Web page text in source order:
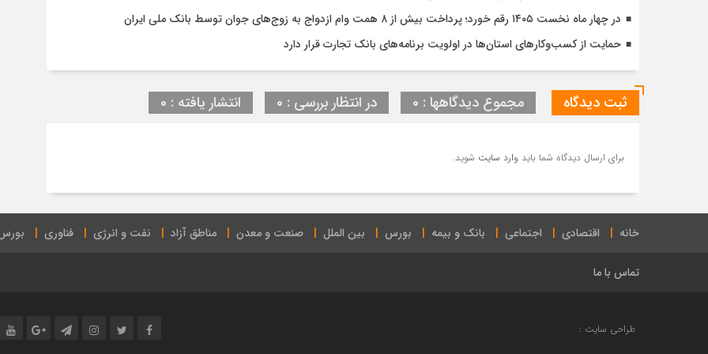
در چهار ماه نخست ۱۴۰۵ رقم خورد؛ پرداخت بیش از ۸ همت وام ازدواج به زوج‌های جوان توسط بانک ملی ایران
حمایت از کسب‌وکارهای استان‌ها در اولویت برنامه‌های بانک تجارت قرار دارد
ثبت دیدگاه مجموع دیدگاهها : 0 در انتظار بررسی : 0 انتشار یافته : 0
برای ارسال دیدگاه شما باید وارد سایت شوید.
خانه اقتصادی اجتماعی بانک و بیمه بورس بین الملل صنعت و معدن مناطق آزاد نفت و انرژی فناوری
تماس با ما
طراحی سایت :